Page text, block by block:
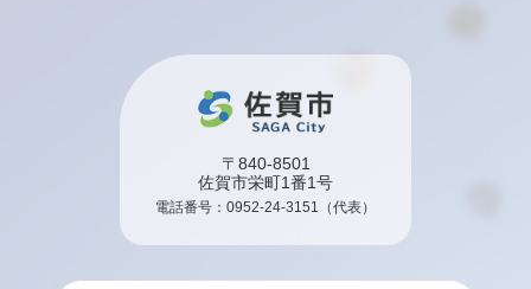
〒840-8501
佐賀市栄町1番1号
電話番号： 0952-24-3151 （代表）